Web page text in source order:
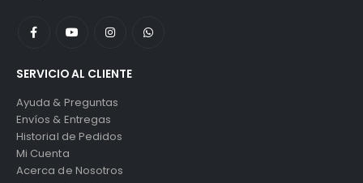
SERVICIO AL CLIENTE
Ayuda & Preguntas
Envíos & Entregas
Historial de Pedidos
Mi Cuenta
Acerca de Nosotros